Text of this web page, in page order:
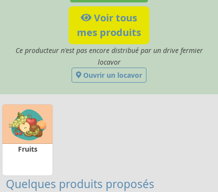
Voir tous
mes produits
Ce producteur n'est pas encore distribué par un drive fermier
locavor
Ouvrir un locavor
Fruits
Quelques produits proposés